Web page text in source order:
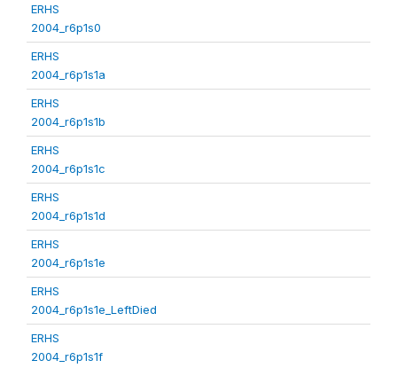
ERHS
2004_r6p1s0
ERHS
2004_r6p1s1a
ERHS
2004_r6p1s1b
ERHS
2004_r6p1s1c
ERHS
2004_r6p1s1d
ERHS
2004_r6p1s1e
ERHS
2004_r6p1s1e_LeftDied
ERHS
2004_r6p1s1f